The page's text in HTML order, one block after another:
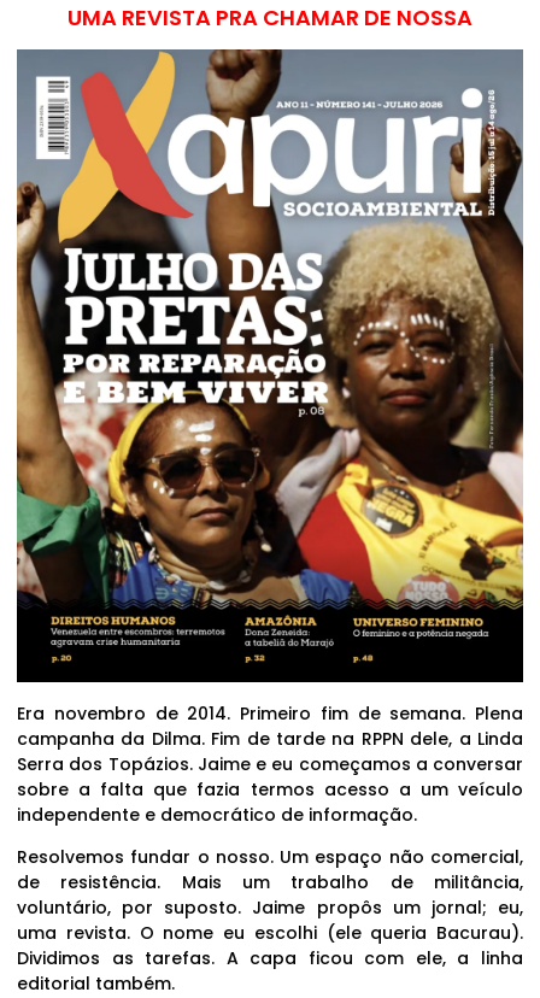
UMA REVISTA PRA CHAMAR DE NOSSA
Era novembro de 2014. Primeiro fim de semana. Plena
campanha da Dilma. Fim de tarde na RPPN dele, a Linda
Serra dos Topázios. Jaime e eu começamos a conversar
sobre a falta que fazia termos acesso a um veículo
independente e democrático de informação.
Resolvemos fundar o nosso. Um espaço não comercial,
de resistência. Mais um trabalho de militância,
voluntário, por suposto. Jaime propôs um jornal; eu,
uma revista. O nome eu escolhi (ele queria Bacurau).
Dividimos as tarefas. A capa ficou com ele, a linha
editorial também.